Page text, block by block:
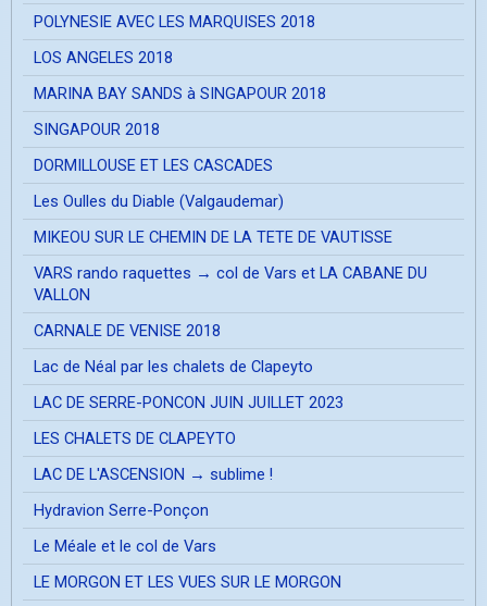
POLYNESIE AVEC LES MARQUISES 2018
LOS ANGELES 2018
MARINA BAY SANDS à SINGAPOUR 2018
SINGAPOUR 2018
DORMILLOUSE ET LES CASCADES
Les Oulles du Diable (Valgaudemar)
MIKEOU SUR LE CHEMIN DE LA TETE DE VAUTISSE
VARS rando raquettes → col de Vars et LA CABANE DU
VALLON
CARNALE DE VENISE 2018
Lac de Néal par les chalets de Clapeyto
LAC DE SERRE-PONCON JUIN JUILLET 2023
LES CHALETS DE CLAPEYTO
LAC DE L'ASCENSION → sublime !
Hydravion Serre-Ponçon
Le Méale et le col de Vars
LE MORGON ET LES VUES SUR LE MORGON